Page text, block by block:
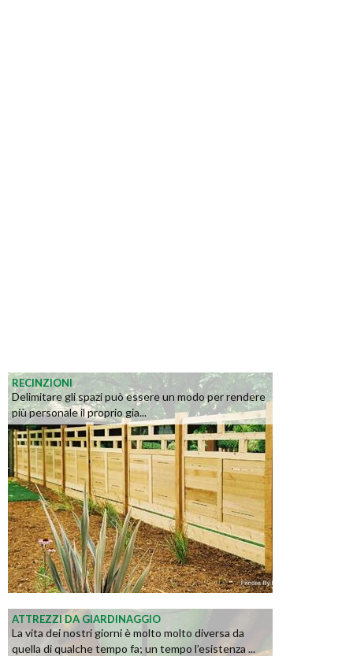
RECINZIONI
Delimitare gli spazi può essere un modo per rendere
più personale il proprio gia...
ATTREZZI DA GIARDINAGGIO
La vita dei nostri giorni è molto molto diversa da
quella di qualche tempo fa; un tempo l’esistenza ...